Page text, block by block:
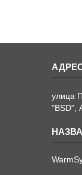
улица
"BSD",